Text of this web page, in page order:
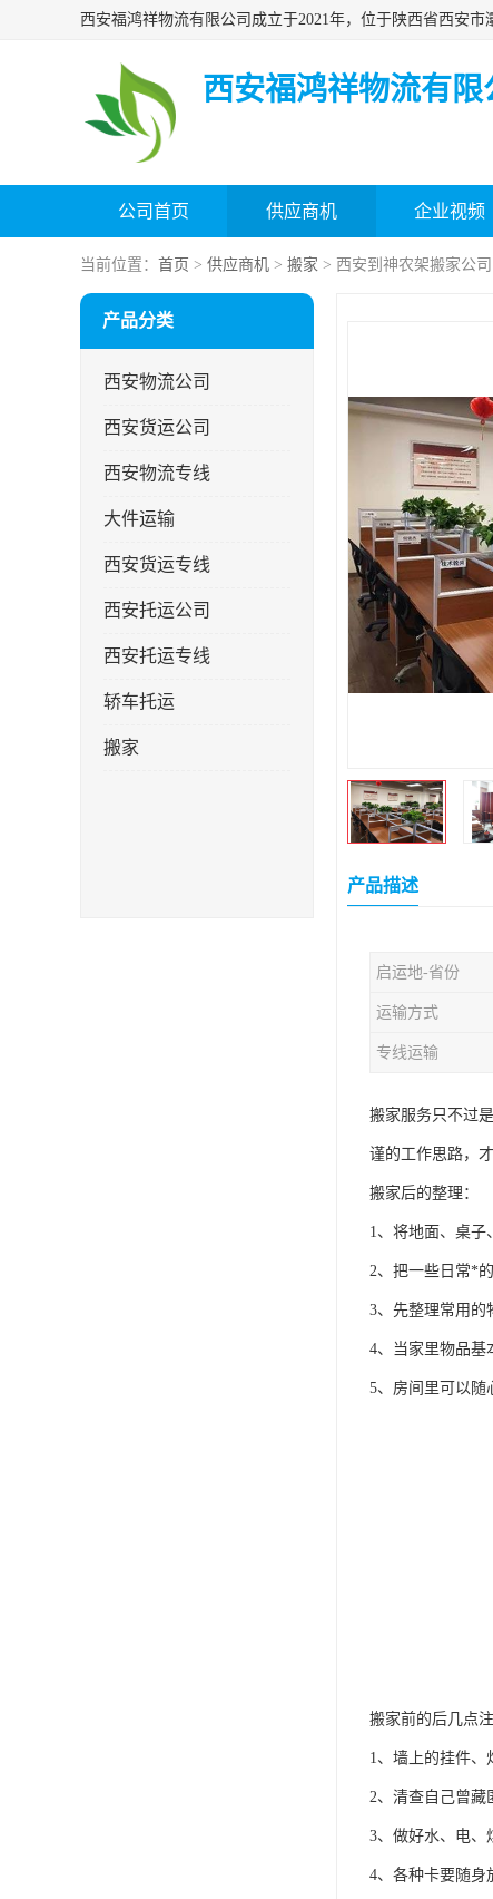
西安福鸿祥物流有限
公司首页 供应商机 企业视频
当前位置： 首页 > 供应商机 > 搬家 > 西安到神农架搬家公
产品分类
西安物流公司
西安货运公司
西安物流专线
大件运输
西安货运专线
西安托运公司
西安托运专线
轿车托运
搬家
产品描述
启运地-省份
运输方式
专线运输
搬家服务只不过
谨的工作思路，
搬家后的整理：
1、将地面、桌子
2、把一些日常*
3、先整理常用的
4、当家里物品基
5、房间里可以随
搬家前的后几点注
1、墙上的挂件、
2、清查自己曾藏
3、做好水、电、
4、各种卡要随身